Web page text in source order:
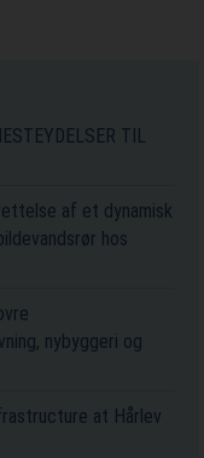
TIL
af et dynamisk
hos
nybyggeri og
at Hårlev